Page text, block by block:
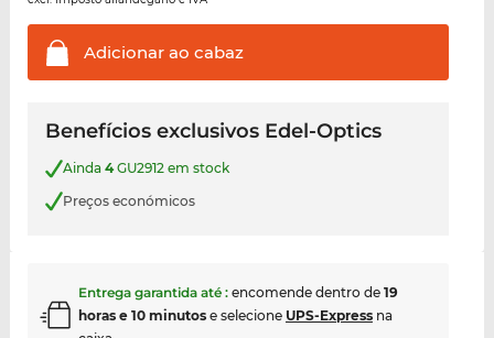
Adicionar ao cabaz
Benefícios exclusivos Edel-Optics
Ainda 4GU2912 em stock
Preços económicos
Entrega garantida até : encomende dentro de 19
horas e 10 minutose selecione UPS-Expressna